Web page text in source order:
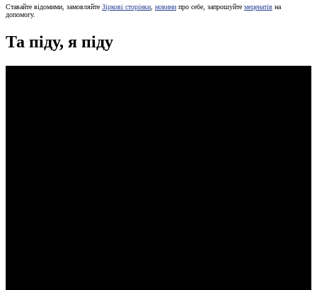
Ставайте відомими, замовляйте Зіркові сторінки новини про себе, запрошуйте меценатів на
допомогу.
Та піду, я піду